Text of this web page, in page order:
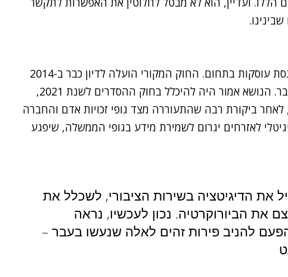
אין זו הפעם הראשונה שבה הממשלה והכנסת עוסקות בתחום. החוק המקורי הועלה לדיון כבר ב-2014
– ולא עבר. הנושא אמור היה להיכלל בחוק ההסדרים לשנת 2021,
ביקורת רבה שהתעוררה מצד גופי זכויות אדם והחברה
לאזרחים יגרום לשמירת מידע בגופי הממשלה, שיפגע
את הדיגיטציה בשירות הציבורי, לשכלל את
את הביורוקרטיה. נכון לעכשיו, נראה
להניב פירות זהים לאלה שנעשו בעבר –